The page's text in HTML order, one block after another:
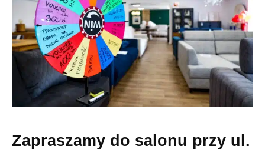
Zapraszamy do salonu przy ul.